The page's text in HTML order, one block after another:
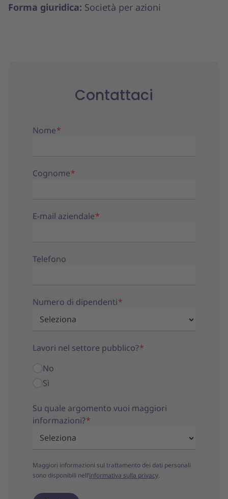
Forma giuridica: Società per azioni
Contattaci
Nome*
Cognome*
E-mail aziendale*
Telefono
Numero di dipendenti*
Lavori nel settore pubblico?*
No
Sì
Su quale argomento vuoi maggiori
informazioni?*
Maggiori informazioni sul trattamento dei dati personali
sono disponibili nell’informativa sulla privacy.